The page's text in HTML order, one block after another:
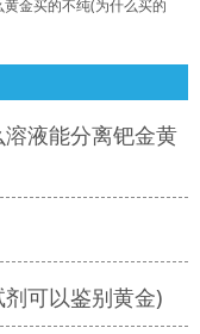
黄金买的不纯(为什么买的
液能分离钯金黄
可以鉴别黄金)